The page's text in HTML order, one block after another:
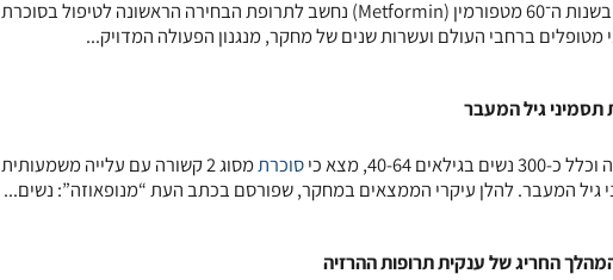
מאז שנכנס לשימוש הקליני בשנות ה־60 מטפורמין (Metformin) נחשב לתרופת הבחירה הראשונה לטיפול בסוכרת
40-64, מצא כי סוכרת
מסוג 2 קשורה עם עלייה משמעותית
גיל המעבר. להלן עיקרי הממצאים במחקר, שפורסם בכתב העת “מנופאוזה”: נשים...
החריג של ענקית תרופות ההרזיה